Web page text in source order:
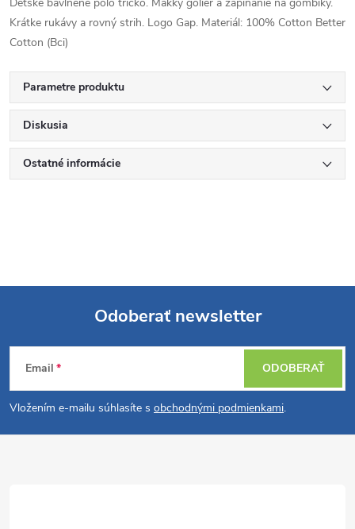
Krátke rukávy a rovný strih. Logo Gap. Materiál: 100% Cotton Better
Cotton (Bci)
Parametre produktu
Diskusia
Ostatné informácie
Z
á
p
Odoberať newsletter
Email
Vložením e-mailu súhlasíte s obchodnými podmienkami.
ODOBERAŤ